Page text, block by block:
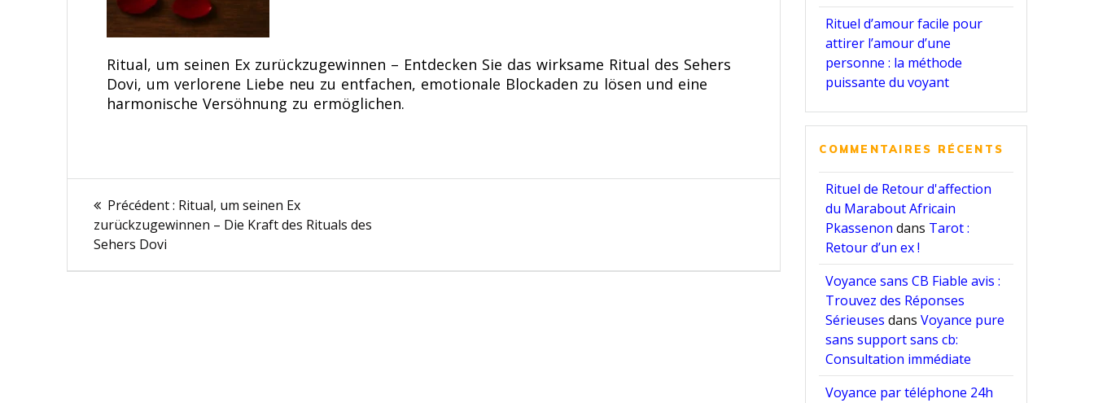
Ritual, um seinen Ex zurückzugewinnen – Entdecken Sie das wirksame Ritual des Sehers
Dovi, um verlorene Liebe neu zu entfachen, emotionale Blockaden zu lösen und eine
harmonische Versöhnung zu ermöglichen.
Navigation
de
l’article
Précédent : Article
précédent
Ritual, um seinen Ex
zurückzugewinnen – Die Kraft des Rituals des
Sehers Dovi
Rituel d’amour facile pour
attirer l’amour d’une
personne : la méthode
puissante du voyant
COMMENTAIRES RÉCENTS
Rituel de Retour d'affection
du Marabout Africain
Pkassenon dans Tarot :
Retour d’un ex !
Voyance sans CB Fiable avis :
Trouvez des Réponses
Sérieuses dansVoyance pure
sans support sans cb:
Consultation immédiate
Voyance par téléphone 24h